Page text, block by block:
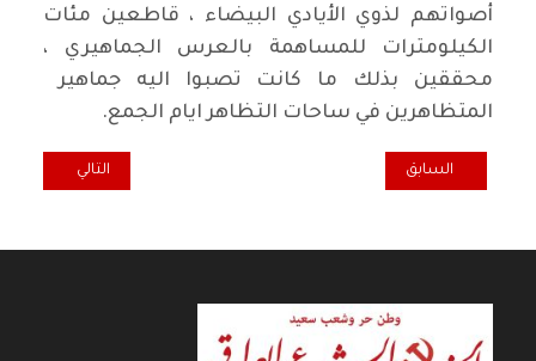
أصواتهم لذوي الأيادي البيضاء ، قاطعين مئات
الكيلومترات للمساهمة بالعرس الجماهيري ،
محققين بذلك ما كانت تصبوا اليه جماهير
المتظاهرين في ساحات التظاهر ايام الجمع.
المقال السابق: عندما تكون الميليشيات اقوى من الجيش الوطني
السابق المقال التالي:
التالي